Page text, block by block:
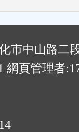
市中山路二
網頁管理者